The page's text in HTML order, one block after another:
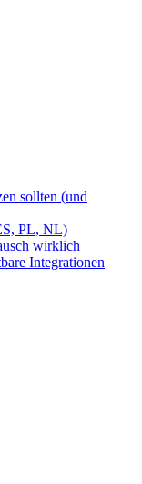
sollten (und
PL, NL)
wirklich
Integrationen